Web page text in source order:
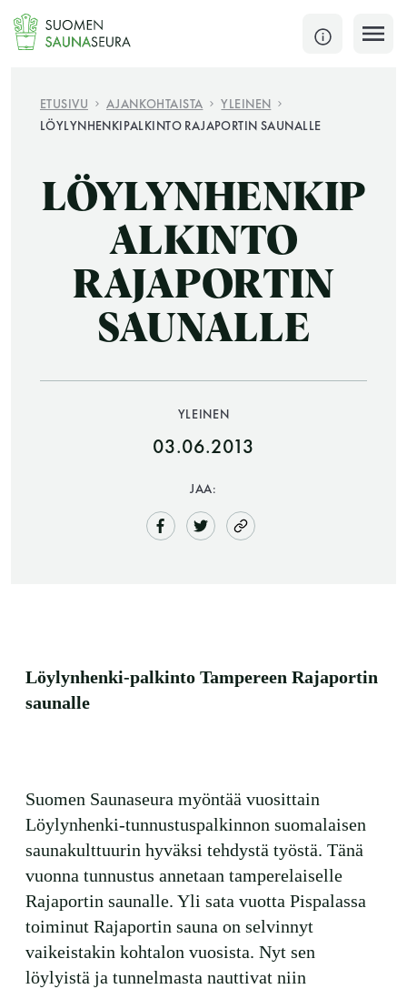
Siirry
sisältöön
SULJE
KATSO TARKEMMAT AUKIOLOAJAT
JÄSENSIVUT
-Miesten päivät tiistai, keskiviikko,
perjantai ja lauantai
-Kuukauden ensimmäinen lauantai on on
jaettu lauantai
HAE
ETUSIVU AJANKOHTAISTA
YLEINEN
LÖYLYNHENKIPALKINTO RAJAPORTIN SAUNALLE
LÖYLYNHENKIP
ALKINTO
RAJAPORTIN
SAUNALLE
YLEINEN
03.06.2013
JAA:
Löylynhenki-palkinto Tampereen Rajaportin
saunalle
Suomen Saunaseura myöntää vuosittain
Löylynhenki-tunnustuspalkinnon suomalaisen
saunakulttuurin hyväksi tehdystä työstä. Tänä
vuonna tunnustus annetaan tamperelaiselle
Rajaportin saunalle. Yli sata vuotta Pispalassa
toiminut Rajaportin sauna on selvinnyt
vaikeistakin kohtalon vuosista. Nyt sen
löylyistä ja tunnelmasta nauttivat niin